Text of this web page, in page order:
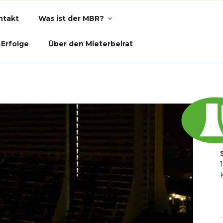
ALTERLAA
Was ist der MBR?
Über den Mieterbeirat